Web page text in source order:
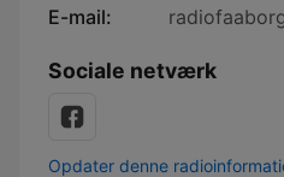
E-mail:
Sociale netværk
Opdater denne